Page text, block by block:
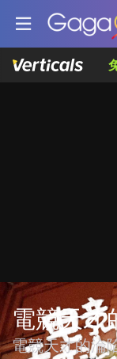
電競天才
電競天才的淪